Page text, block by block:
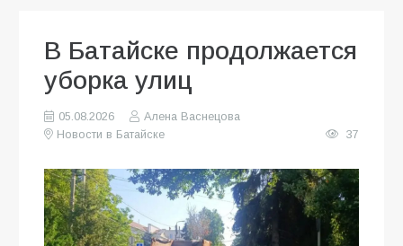
В Батайске продолжается
уборка улиц
05.08.2026
Алена Васнецова
Новости в Батайске
37